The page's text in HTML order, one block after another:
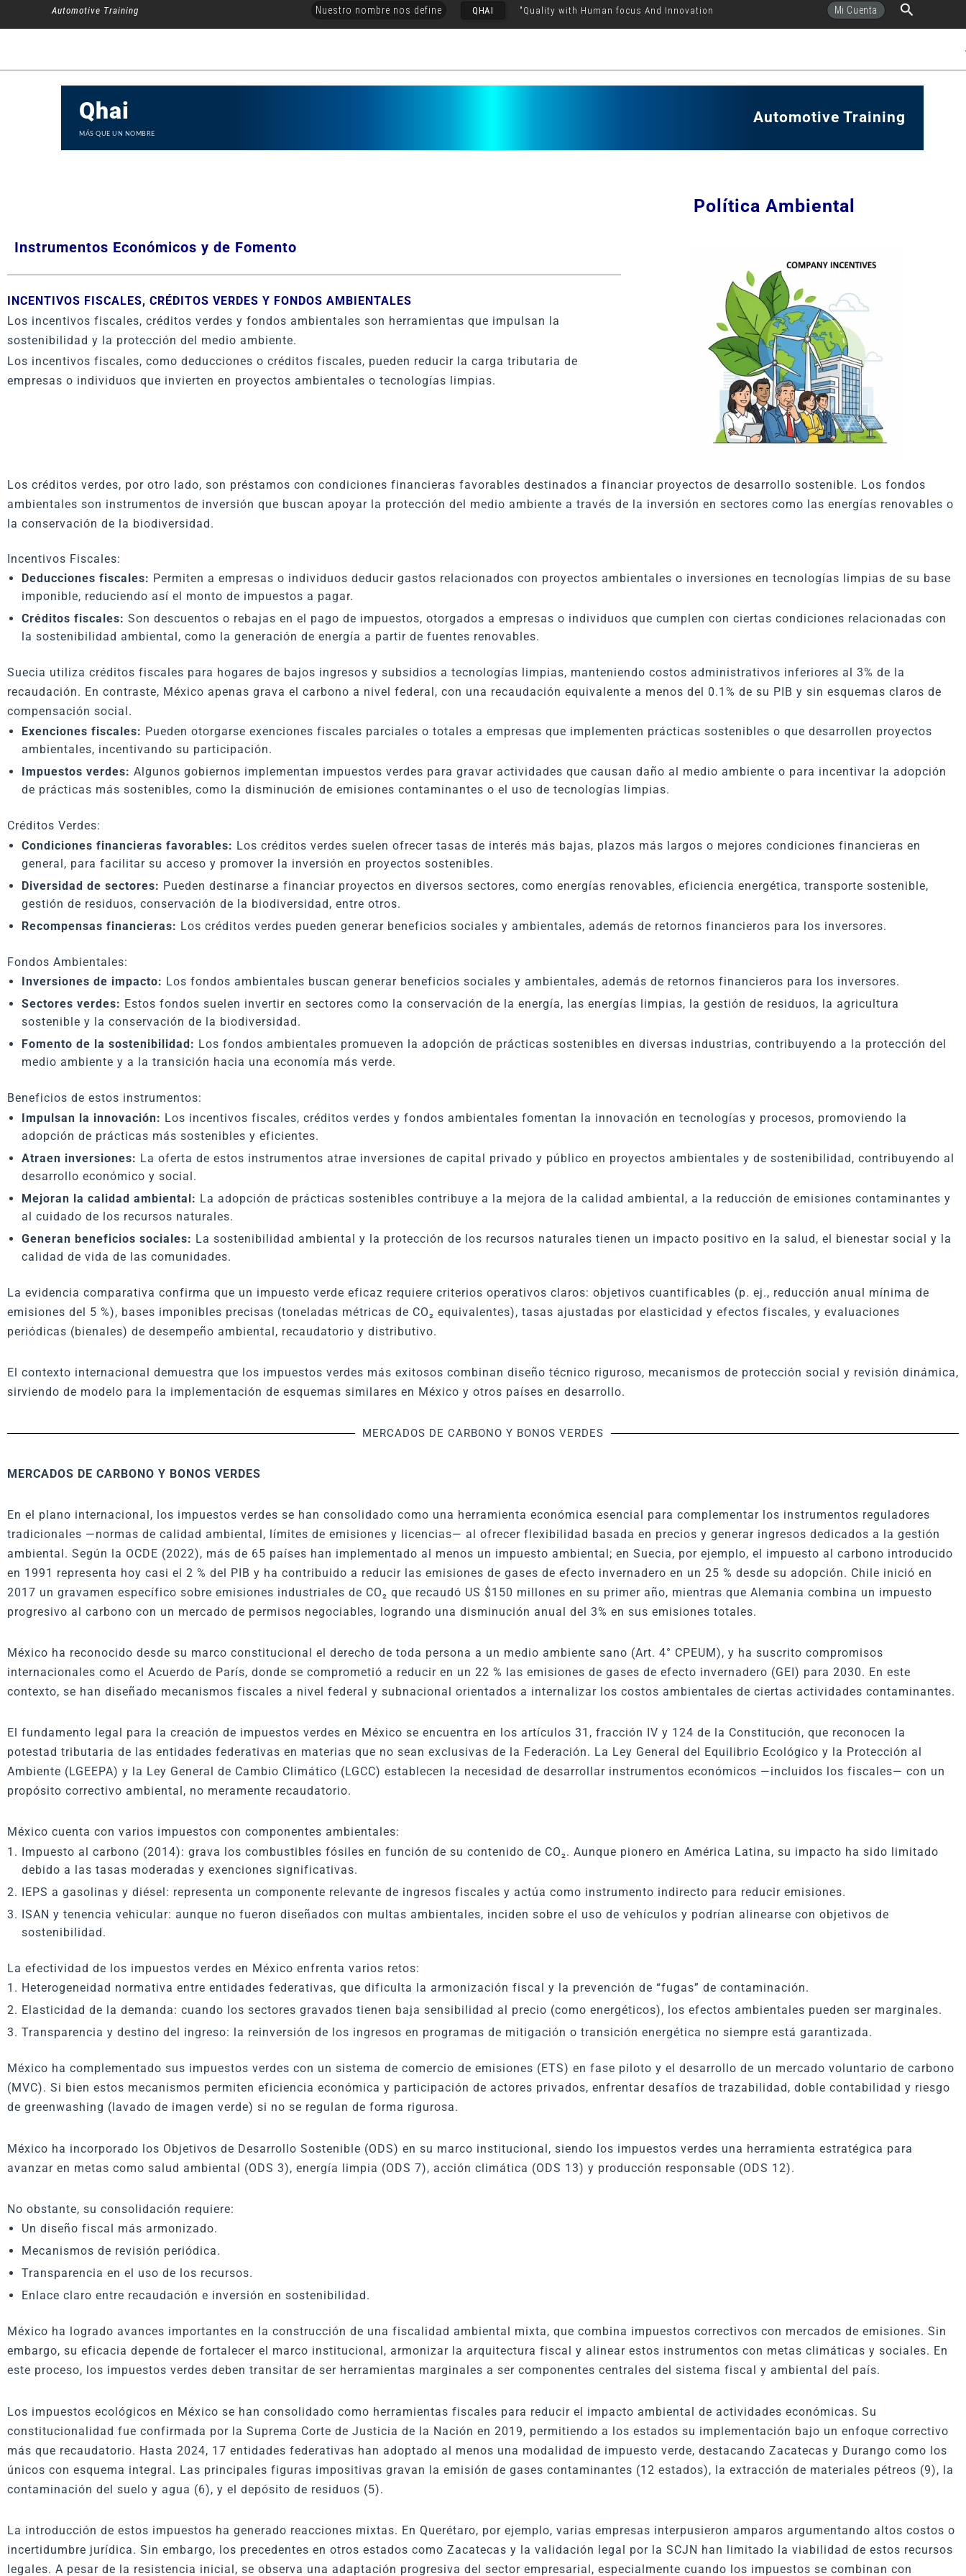
al
Automotive Training Nuestro nombre nos define QHAI "Quality with Human focus And Innovation Mi Cuenta Buscar
Qhai
MÁS QUE UN NOMBRE
Automotive Training
Política Ambiental
Instrumentos Económicos y de Fomento
INCENTIVOS FISCALES, CRÉDITOS VERDES Y FONDOS AMBIENTALES
Los incentivos fiscales, créditos verdes y fondos ambientales son herramientas que impulsan la
sostenibilidad y la protección del medio ambiente.
Los incentivos fiscales, como deducciones o créditos fiscales, pueden reducir la carga tributaria de
empresas o individuos que invierten en proyectos ambientales o tecnologías limpias.
Los créditos verdes, por otro lado, son préstamos con condiciones financieras favorables destinados a financiar proyectos de desarrollo sostenible. Los fondos
ambientales son instrumentos de inversión que buscan apoyar la protección del medio ambiente a través de la inversión en sectores como las energías renovables o
la conservación de la biodiversidad.
Incentivos Fiscales:
Deducciones fiscales: Permiten a empresas o individuos deducir gastos relacionados con proyectos ambientales o inversiones en tecnologías limpias de su base
imponible, reduciendo así el monto de impuestos a pagar.
Créditos fiscales: Son descuentos o rebajas en el pago de impuestos, otorgados a empresas o individuos que cumplen con ciertas condiciones relacionadas con
la sostenibilidad ambiental, como la generación de energía a partir de fuentes renovables.
Suecia utiliza créditos fiscales para hogares de bajos ingresos y subsidios a tecnologías limpias, manteniendo costos administrativos inferiores al 3% de la
recaudación. En contraste, México apenas grava el carbono a nivel federal, con una recaudación equivalente a menos del 0.1% de su PIB y sin esquemas claros de
compensación social.
Exenciones fiscales: Pueden otorgarse exenciones fiscales parciales o totales a empresas que implementen prácticas sostenibles o que desarrollen proyectos
ambientales, incentivando su participación.
Impuestos verdes: Algunos gobiernos implementan impuestos verdes para gravar actividades que causan daño al medio ambiente o para incentivar la adopción
de prácticas más sostenibles, como la disminución de emisiones contaminantes o el uso de tecnologías limpias.
Créditos Verdes:
Condiciones financieras favorables: Los créditos verdes suelen ofrecer tasas de interés más bajas, plazos más largos o mejores condiciones financieras en
general, para facilitar su acceso y promover la inversión en proyectos sostenibles.
Diversidad de sectores: Pueden destinarse a financiar proyectos en diversos sectores, como energías renovables, eficiencia energética, transporte sostenible,
gestión de residuos, conservación de la biodiversidad, entre otros.
Recompensas financieras: Los créditos verdes pueden generar beneficios sociales y ambientales, además de retornos financieros para los inversores.
Fondos Ambientales:
Inversiones de impacto: Los fondos ambientales buscan generar beneficios sociales y ambientales, además de retornos financieros para los inversores.
Sectores verdes: Estos fondos suelen invertir en sectores como la conservación de la energía, las energías limpias, la gestión de residuos, la agricultura
sostenible y la conservación de la biodiversidad.
Fomento de la sostenibilidad: Los fondos ambientales promueven la adopción de prácticas sostenibles en diversas industrias, contribuyendo a la protección del
medio ambiente y a la transición hacia una economía más verde.
Beneficios de estos instrumentos:
Impulsan la innovación: Los incentivos fiscales, créditos verdes y fondos ambientales fomentan la innovación en tecnologías y procesos, promoviendo la
adopción de prácticas más sostenibles y eficientes.
Atraen inversiones: La oferta de estos instrumentos atrae inversiones de capital privado y público en proyectos ambientales y de sostenibilidad, contribuyendo al
desarrollo económico y social.
Mejoran la calidad ambiental: La adopción de prácticas sostenibles contribuye a la mejora de la calidad ambiental, a la reducción de emisiones contaminantes y
al cuidado de los recursos naturales.
Generan beneficios sociales: La sostenibilidad ambiental y la protección de los recursos naturales tienen un impacto positivo en la salud, el bienestar social y la
calidad de vida de las comunidades.
La evidencia comparativa confirma que un impuesto verde eficaz requiere criterios operativos claros: objetivos cuantificables (p. ej., reducción anual mínima de
emisiones del 5 %), bases imponibles precisas (toneladas métricas de CO₂ equivalentes), tasas ajustadas por elasticidad y efectos fiscales, y evaluaciones
periódicas (bienales) de desempeño ambiental, recaudatorio y distributivo.
El contexto internacional demuestra que los impuestos verdes más exitosos combinan diseño técnico riguroso, mecanismos de protección social y revisión dinámica,
sirviendo de modelo para la implementación de esquemas similares en México y otros países en desarrollo.
MERCADOS DE CARBONO Y BONOS VERDES
MERCADOS DE CARBONO Y BONOS VERDES
En el plano internacional, los impuestos verdes se han consolidado como una herramienta económica esencial para complementar los instrumentos reguladores
tradicionales —normas de calidad ambiental, límites de emisiones y licencias— al ofrecer flexibilidad basada en precios y generar ingresos dedicados a la gestión
ambiental. Según la OCDE (2022), más de 65 países han implementado al menos un impuesto ambiental; en Suecia, por ejemplo, el impuesto al carbono introducido
en 1991 representa hoy casi el 2 % del PIB y ha contribuido a reducir las emisiones de gases de efecto invernadero en un 25 % desde su adopción. Chile inició en
2017 un gravamen específico sobre emisiones industriales de CO₂ que recaudó US $150 millones en su primer año, mientras que Alemania combina un impuesto
progresivo al carbono con un mercado de permisos negociables, logrando una disminución anual del 3% en sus emisiones totales.
México ha reconocido desde su marco constitucional el derecho de toda persona a un medio ambiente sano (Art. 4° CPEUM), y ha suscrito compromisos
internacionales como el Acuerdo de París, donde se comprometió a reducir en un 22 % las emisiones de gases de efecto invernadero (GEI) para 2030. En este
contexto, se han diseñado mecanismos fiscales a nivel federal y subnacional orientados a internalizar los costos ambientales de ciertas actividades contaminantes.
El fundamento legal para la creación de impuestos verdes en México se encuentra en los artículos 31, fracción IV y 124 de la Constitución, que reconocen la
potestad tributaria de las entidades federativas en materias que no sean exclusivas de la Federación. La Ley General del Equilibrio Ecológico y la Protección al
Ambiente (LGEEPA) y la Ley General de Cambio Climático (LGCC) establecen la necesidad de desarrollar instrumentos económicos —incluidos los fiscales— con un
propósito correctivo ambiental, no meramente recaudatorio.
México cuenta con varios impuestos con componentes ambientales:
Impuesto al carbono (2014): grava los combustibles fósiles en función de su contenido de CO₂. Aunque pionero en América Latina, su impacto ha sido limitado
debido a las tasas moderadas y exenciones significativas.
IEPS a gasolinas y diésel: representa un componente relevante de ingresos fiscales y actúa como instrumento indirecto para reducir emisiones.
ISAN y tenencia vehicular: aunque no fueron diseñados con multas ambientales, inciden sobre el uso de vehículos y podrían alinearse con objetivos de
sostenibilidad.
La efectividad de los impuestos verdes en México enfrenta varios retos:
Heterogeneidad normativa entre entidades federativas, que dificulta la armonización fiscal y la prevención de “fugas” de contaminación.
Elasticidad de la demanda: cuando los sectores gravados tienen baja sensibilidad al precio (como energéticos), los efectos ambientales pueden ser marginales.
Transparencia y destino del ingreso: la reinversión de los ingresos en programas de mitigación o transición energética no siempre está garantizada.
México ha complementado sus impuestos verdes con un sistema de comercio de emisiones (ETS) en fase piloto y el desarrollo de un mercado voluntario de carbono
(MVC). Si bien estos mecanismos permiten eficiencia económica y participación de actores privados, enfrentar desafíos de trazabilidad, doble contabilidad y riesgo
de greenwashing (lavado de imagen verde) si no se regulan de forma rigurosa.
México ha incorporado los Objetivos de Desarrollo Sostenible (ODS) en su marco institucional, siendo los impuestos verdes una herramienta estratégica para
avanzar en metas como salud ambiental (ODS 3), energía limpia (ODS 7), acción climática (ODS 13) y producción responsable (ODS 12).
No obstante, su consolidación requiere:
Un diseño fiscal más armonizado.
Mecanismos de revisión periódica.
Transparencia en el uso de los recursos.
Enlace claro entre recaudación e inversión en sostenibilidad.
México ha logrado avances importantes en la construcción de una fiscalidad ambiental mixta, que combina impuestos correctivos con mercados de emisiones. Sin
embargo, su eficacia depende de fortalecer el marco institucional, armonizar la arquitectura fiscal y alinear estos instrumentos con metas climáticas y sociales. En
este proceso, los impuestos verdes deben transitar de ser herramientas marginales a ser componentes centrales del sistema fiscal y ambiental del país.
Los impuestos ecológicos en México se han consolidado como herramientas fiscales para reducir el impacto ambiental de actividades económicas. Su
constitucionalidad fue confirmada por la Suprema Corte de Justicia de la Nación en 2019, permitiendo a los estados su implementación bajo un enfoque correctivo
más que recaudatorio. Hasta 2024, 17 entidades federativas han adoptado al menos una modalidad de impuesto verde, destacando Zacatecas y Durango como los
únicos con esquema integral. Las principales figuras impositivas gravan la emisión de gases contaminantes (12 estados), la extracción de materiales pétreos (9), la
contaminación del suelo y agua (6), y el depósito de residuos (5).
La introducción de estos impuestos ha generado reacciones mixtas. En Querétaro, por ejemplo, varias empresas interpusieron amparos argumentando altos costos o
incertidumbre jurídica. Sin embargo, los precedentes en otros estados como Zacatecas y la validación legal por la SCJN han limitado la viabilidad de estos recursos
legales. A pesar de la resistencia inicial, se observa una adaptación progresiva del sector empresarial, especialmente cuando los impuestos se combinan con